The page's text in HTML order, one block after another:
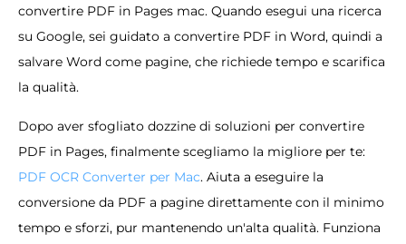
convertire PDF in Pages mac. Quando esegui una ricerca
su Google, sei guidato a convertire PDF in Word, quindi a
salvare Word come pagine, che richiede tempo e scarifica
la qualità.
Dopo aver sfogliato dozzine di soluzioni per convertire
PDF in Pages, finalmente scegliamo la migliore per te:
PDF OCR Converter per Mac. Aiuta a eseguire la
conversione da PDF a pagine direttamente con il minimo
tempo e sforzi, pur mantenendo un'alta qualità. Funziona